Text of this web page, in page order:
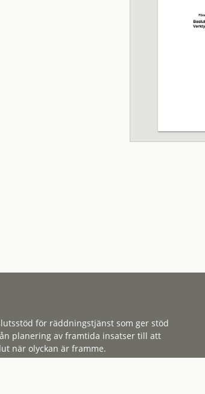
för räddningstjänst som ger stöd
planering av framtida insatser till att
när olyckan är framme.